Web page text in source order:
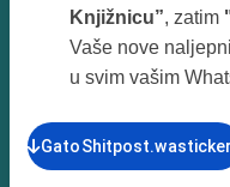
Knjižnicu”, zatim
Vaše nove
u svim vašim